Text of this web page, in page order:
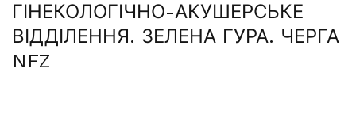
ГІНЕКОЛОГІЧНО-АКУШЕРСЬКЕ
ВІДДІЛЕННЯ. ЗЕЛЕНА ГУРА. ЧЕРГА
NFZ